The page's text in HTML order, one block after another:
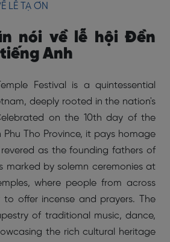
LỄ TẠ ƠN
nói về lễ hội Đền
Anh
Festival is a quintessential
deeply rooted in the nation's
on the 10th day of the
Tho Province, it pays homage
as the founding fathers of
marked by solemn ceremonies at
where people from across
offer incense and prayers. The
of traditional music, dance,
the rich cultural heritage